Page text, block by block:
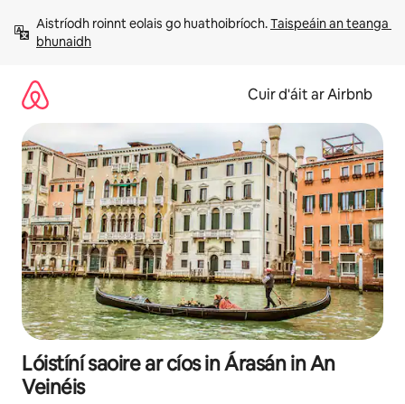
chuig
ábhar
Aistríodh roinnt eolais go huathoibríoch. Taispeáin an teanga
bhunaidh
Cuir d'áit ar Airbnb
Lóistíní saoire ar cíos in Árasán in An
Veinéis